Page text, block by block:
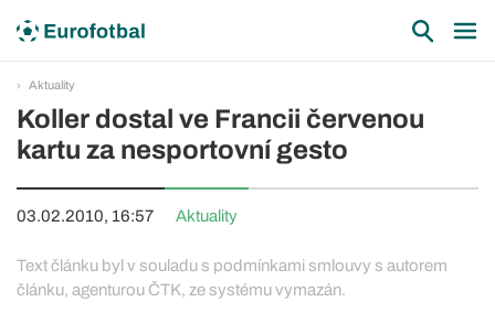
Aktuality
Koller dostal ve Francii červenou
kartu za nesportovní gesto
03.02.2010, 16:57 Aktuality
Text článku byl v souladu s podmínkami smlouvy s autorem
článku, agenturou ČTK, ze systému vymazán.